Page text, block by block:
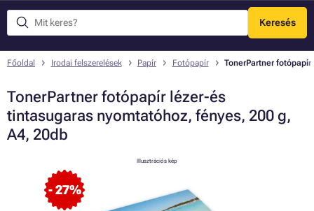
Keresés
Menü
Főoldal Irodai felszerelések Papír Fotópapír TonerPartner
TonerPartner fotópapír lézer-és
tintasugaras nyomtatóhoz, fényes, 200 g,
A4, 20db
- 27%
Illusztrációs kép